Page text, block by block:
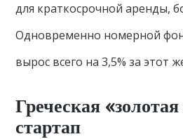
для краткосрочной аренды,
Одновременно номерной
вырос всего на 3,5% за этот
Греческая
стартап